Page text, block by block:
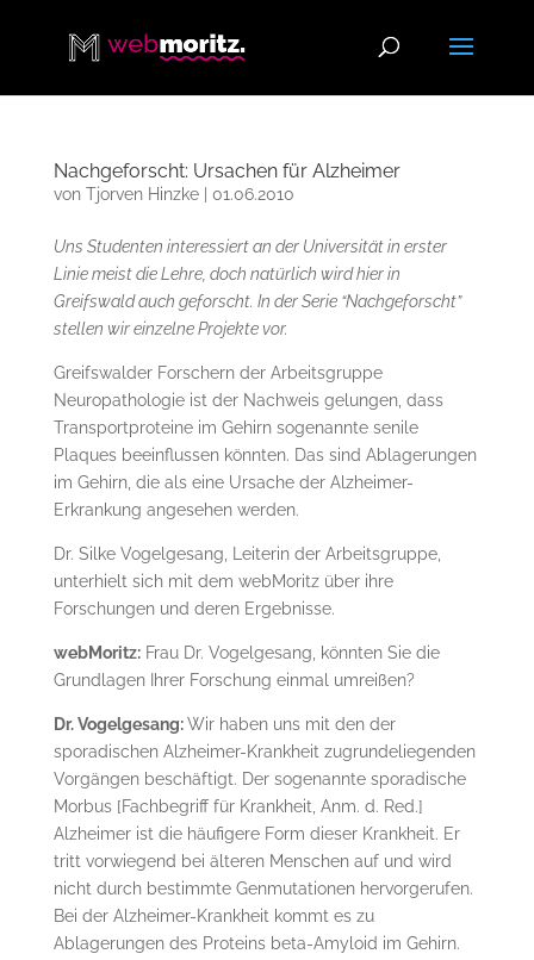
Nachgeforscht: Ursachen für Alzheimer
von Tjorven Hinzke| 01.06.2010
Uns Studenten interessiert an der Universität in erster
Linie meist die Lehre, doch natürlich wird hier in
Greifswald auch geforscht. In der Serie “Nachgeforscht”
stellen wir einzelne Projekte vor.
Greifswalder Forschern der Arbeitsgruppe
Neuropathologie ist der Nachweis gelungen, dass
Transportproteine im Gehirn sogenannte senile
Plaques beeinflussen könnten. Das sind Ablagerungen
im Gehirn, die als eine Ursache der Alzheimer-
Erkrankung angesehen werden.
Dr. Silke Vogelgesang, Leiterin der Arbeitsgruppe,
unterhielt sich mit dem webMoritz über ihre
Forschungen und deren Ergebnisse.
webMoritz:Frau Dr. Vogelgesang, könnten Sie die
Grundlagen Ihrer Forschung einmal umreißen?
Dr. Vogelgesang:Wir haben uns mit den der
sporadischen Alzheimer-Krankheit zugrundeliegenden
Vorgängen beschäftigt. Der sogenannte sporadische
Morbus [Fachbegriff für Krankheit, Anm. d. Red.]
Alzheimer ist die häufigere Form dieser Krankheit. Er
tritt vorwiegend bei älteren Menschen auf und wird
nicht durch bestimmte Genmutationen hervorgerufen.
Bei der Alzheimer-Krankheit kommt es zu
Ablagerungen des Proteins beta-Amyloid im Gehirn.